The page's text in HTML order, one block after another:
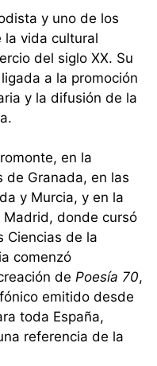
y uno de los
la vida cultural
del siglo XX. Su
a la promoción
y la difusión de la
en la
de Granada, en las
y Murcia, y en la
donde cursó
Ciencias de la
comenzó
de Poesía 70,
emitido desde
toda España,
referencia de la